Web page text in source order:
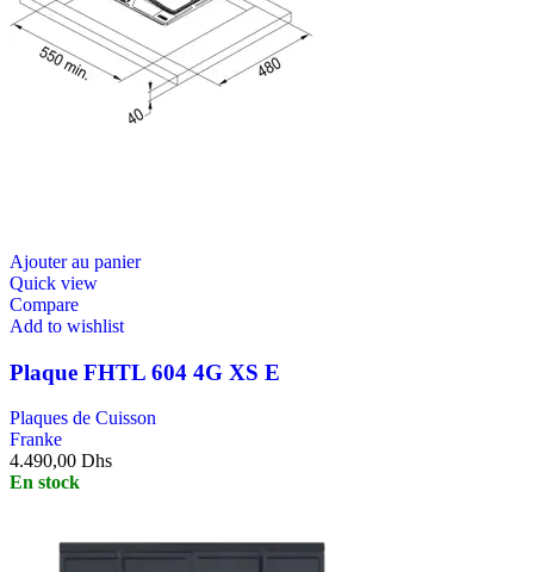
Ajouter au panier
Quick view
Compare
Add to wishlist
Plaque FHTL 604 4G XS E
Plaques de Cuisson
Franke
4.490,00 Dhs
En stock